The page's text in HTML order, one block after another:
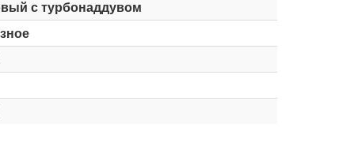
с турбонаддувом